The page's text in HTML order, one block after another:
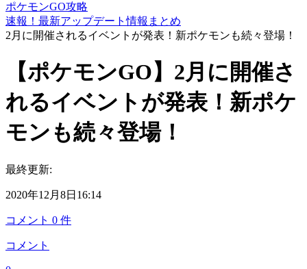
ポケモンGO攻略
速報！最新アップデート情報まとめ
2月に開催されるイベントが発表！新ポケモンも続々登場！
【ポケモンGO】2月に開催さ
れるイベントが発表！新ポケ
モンも続々登場！
最終更新:
2020年12月8日16:14
コメント 0 件
コメント